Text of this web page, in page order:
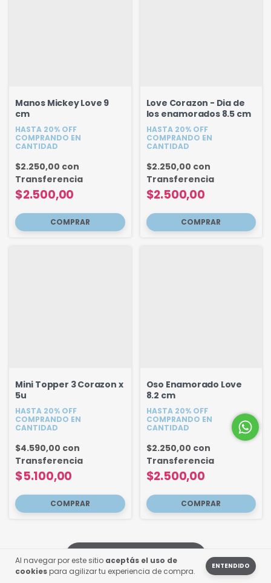
Al navegar por este sitio aceptás el uso de
cookies para agilizar tu experiencia de compra.
ENTENDIDO
Manos Mickey Love 9
cm
HASTA 20% OFF
COMPRANDO EN
CANTIDAD
$2.500,00
$2.250,00 con
Transferencia
Love Corazon - Dia de
los enamorados 8.5 cm
HASTA 20% OFF
COMPRANDO EN
CANTIDAD
$2.500,00
$2.250,00 con
Transferencia
Mini Topper 3 Corazon x
5u
HASTA 20% OFF
COMPRANDO EN
CANTIDAD
$5.100,00
$4.590,00 con
Transferencia
Oso Enamorado Love
8.2 cm
HASTA 20% OFF
COMPRANDO EN
CANTIDAD
$2.500,00
$2.250,00 con
Transferencia
MOSTRAR MÁS PRODUCTOS